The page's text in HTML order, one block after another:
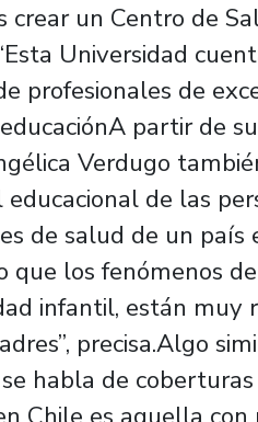
crear un Centro de
Universidad
profesionales de
partir de
Verdugo
de las
de salud de un país
que los fenómenos
infantil, están muy
precisa.Algo
habla de